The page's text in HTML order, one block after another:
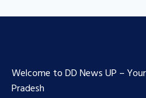
Welcome to DD News UP –
Pradesh